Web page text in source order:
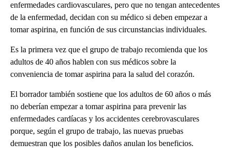
enfermedades cardiovasculares, pero que no tengan antecedentes
de la enfermedad, decidan con su médico si deben empezar a
tomar aspirina, en función de sus circunstancias individuales.
Es la primera vez que el grupo de trabajo recomienda que los
adultos de 40 años hablen con sus médicos sobre la
conveniencia de tomar aspirina para la salud del corazón.
El borrador también sostiene que los adultos de 60 años o más
no deberían empezar a tomar aspirina para prevenir las
enfermedades cardíacas y los accidentes cerebrovasculares
porque, según el grupo de trabajo, las nuevas pruebas
demuestran que los posibles daños anulan los beneficios.